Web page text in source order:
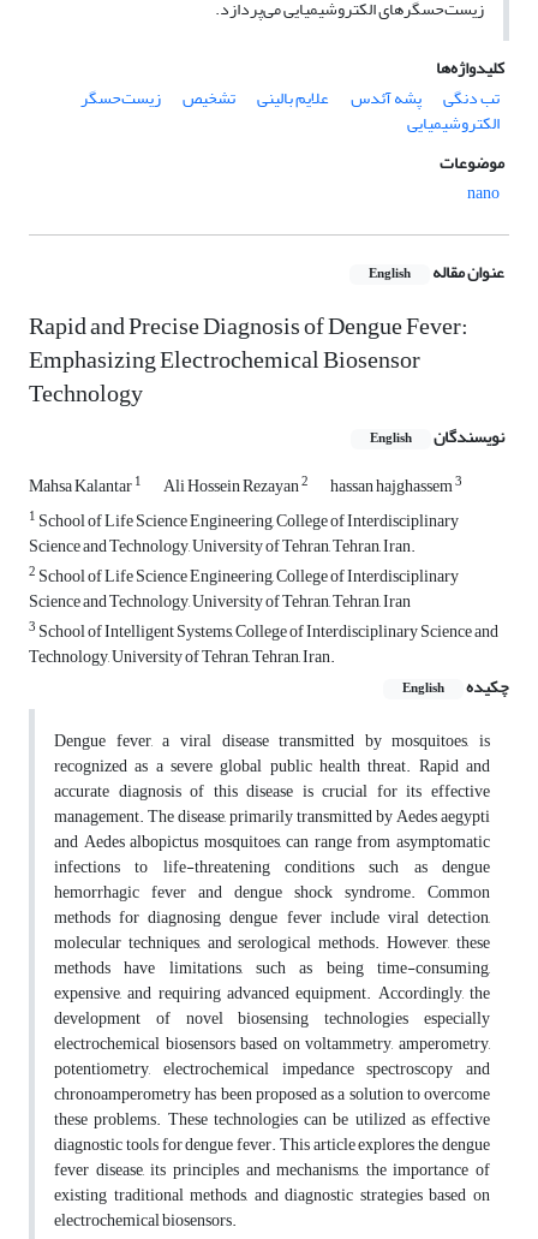
زیست‌حسگرهای الکتروشیمیایی می‌پردازد.
کلیدواژه‌ها
تب دنگی
پشه آئدس علایم بالینی تشخیص زیست‌حسگر
الکتروشیمیایی
موضوعات
nano
عنوان مقاله English
Rapid and Precise Diagnosis of Dengue Fever:
Emphasizing Electrochemical Biosensor
Technology
نویسندگان English
Mahsa Kalantar1 Ali Hossein Rezayan2 hassan hajghassem3
1 School of Life Science Engineering, College of Interdisciplinary
Science and Technology, University of Tehran, Tehran, Iran.
2 School of Life Science Engineering, College of Interdisciplinary
Science and Technology, University of Tehran, Tehran, Iran
3 School of Intelligent Systems, College of Interdisciplinary Science and
Technology, University of Tehran, Tehran, Iran.
چکیده
English
Dengue fever, a viral disease transmitted by mosquitoes, is
recognized as a severe global public health threat. Rapid and
accurate diagnosis of this disease is crucial for its effective
management. The disease, primarily transmitted by Aedes aegypti
and Aedes albopictus mosquitoes, can range from asymptomatic
infections to life-threatening conditions such as dengue
hemorrhagic fever and dengue shock syndrome. Common
methods for diagnosing dengue fever include viral detection,
molecular techniques, and serological methods. However, these
methods have limitations, such as being time-consuming,
expensive, and requiring advanced equipment. Accordingly, the
development of novel biosensing technologies especially
electrochemical biosensors based on voltammetry, amperometry,
potentiometry, electrochemical impedance spectroscopy and
chronoamperometry has been proposed as a solution to overcome
these problems. These technologies can be utilized as effective
diagnostic tools for dengue fever. This article explores the dengue
fever disease, its principles and mechanisms, the importance of
existing traditional methods, and diagnostic strategies based on
electrochemical biosensors.